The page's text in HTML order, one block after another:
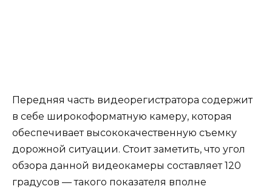
Передняя часть видеорегистратора содержит
в себе широкоформатную камеру, которая
обеспечивает высококачественную съемку
дорожной ситуации. Стоит заметить, что угол
обзора данной видеокамеры составляет 120
градусов — такого показателя вполне